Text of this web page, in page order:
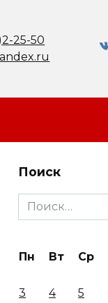
25-50
Поиск
Search
for:
Пн Вт Ср
3
4 5